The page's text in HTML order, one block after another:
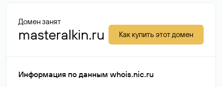
Домен занят
masteralkin.ru Как купить этот домен
Информация по данным whois.nic.ru